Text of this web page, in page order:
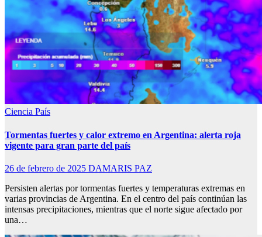
Ciencia País
Tormentas fuertes y calor extremo en Argentina: alerta roja
vigente para gran parte del país
26 de febrero de 2025 DAMARIS PAZ
Persisten alertas por tormentas fuertes y temperaturas extremas en
varias provincias de Argentina. En el centro del país continúan las
intensas precipitaciones, mientras que el norte sigue afectado por
una…